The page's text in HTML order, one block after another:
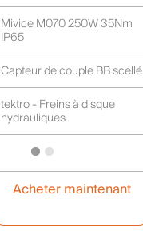
Mivice M070 250W 35Nm
IP65
Capteur de couple BB scellé
tektro - Freins à disque
hydrauliques
Acheter maintenant